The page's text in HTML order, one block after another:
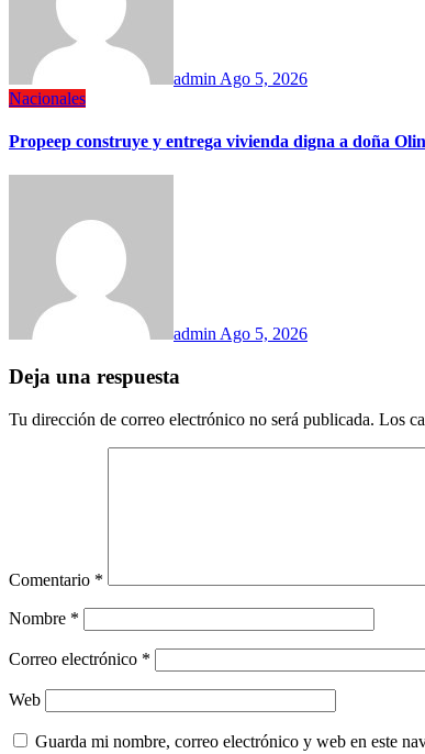
admin Ago 5, 2026
Nacionales
Propeep construye y entrega vivienda digna a doña
adminAgo 5, 2026
Deja una respuesta
Tu dirección de correo electrónico no será publicada. Los
Comentario *
Nombre *
Correo electrónico *
Web
Guarda mi nombre, correo electrónico y web en este